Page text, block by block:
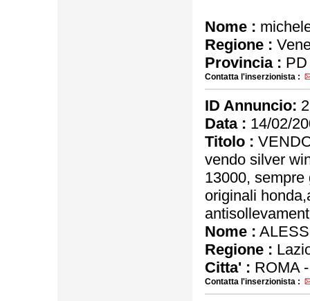
Nome :
Regione :
Provincia : PD
Contatta l'inserzionista :
ID Annuncio:
Data : 14/02/
Titolo :
vendo silver
13000,
originali
Nome :
Regione :
Citta' : ROMA
Contatta l'inserzionista :